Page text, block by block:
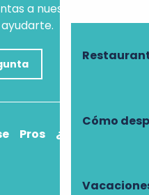
Cómo
a nuestro asistente
Pros ¿Cómo llegar?